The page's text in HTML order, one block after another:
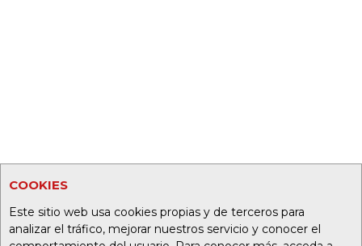
COOKIES
Este sitio web usa cookies propias y de terceros para
analizar el tráfico, mejorar nuestros servicio y conocer el